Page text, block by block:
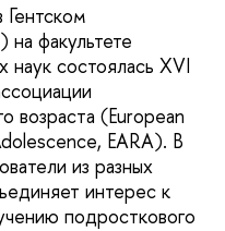
на факультете
наук состоялась XVI
возраста (European
EARA). В
из разных
интерес к
подросткового